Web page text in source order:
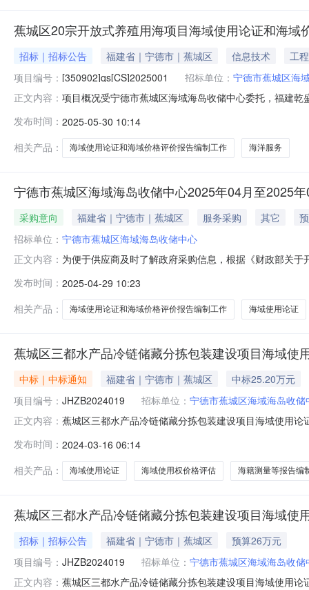
蕉城区20宗开放式养殖用海项目海域使用论证和海域
招标｜招标公告 福建省｜宁德市｜蕉城区 信息技术
工程
项目编号： [350902]qs[CS]2025001 招标单位： 宁德市蕉城区海
正文内容： 项目概况受宁德市蕉城区海域海岛收储中心委托，福建
(zfcg.czt.fujian.gov.cn)免费申请账号在福建省政府采购
发布时间： 2025-05-30 10:14
相关产品：
海域使用论证和海域价格评价报告编制工作 海洋服务
宁德市蕉城区海域海岛收储中心2025年04月至2025
采购意向 福建省｜宁德市｜蕉城区 服务采购 其它
招标单位： 宁德市蕉城区海域海岛收储中心
正文内容： 为便于供应商及时了解政府采购信息，根据《财政部关
容：蕉城区20宗开放式养殖用海项目海域使用论证和海
殖水域滩涂规划等相关规划数据
发布时间： 2025-04-29 10:23
相关产品：
海域使用论证和海域价格评价报告编制工作 海域使用论证
蕉城区三都水产品冷链储藏分拣包装建设项目海域
中标｜中标通知 福建省｜宁德市｜蕉城区
中标25.20万元
项目编号： JHZB2024019 招标单位： 宁德市蕉城区海域海岛收储
正文内容： 蕉城区三都水产品冷链储藏分拣包装建设项目海域使用
福建悟海工程咨询有限公司供应商地址：厦门市湖里区
时间服务标准1福建悟海工程
发布时间： 2024-03-16 06:14
相关产品：
海域使用论证 海域使用权价格评估 海籍测量等报告编
蕉城区三都水产品冷链储藏分拣包装建设项目海域
招标｜招标公告 福建省｜宁德市｜蕉城区
预算26万元
项目编号： JHZB2024019 招标单位： 宁德市蕉城区海域海岛收储
正文内容： 蕉城区三都水产品冷链储藏分拣包装建设项目海域使用